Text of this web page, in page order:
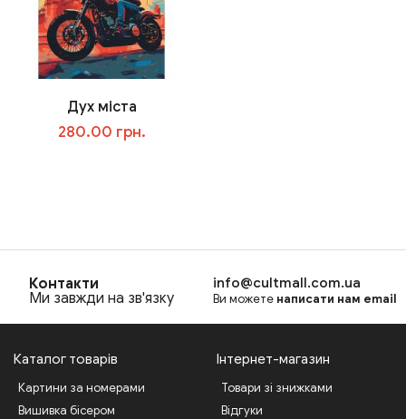
Дух міста
280.00 грн.
Контакти
Ми завжди на зв'язку
info@cultmall.com.ua
Ви можете написати нам email
Каталог товарів
Картини за номерами
Вишивка бісером
Інтернет-магазин
Товари зі знижками
Відгуки